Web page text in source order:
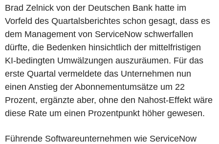
Brad Zelnick von der Deutschen Bank hatte im
Vorfeld des Quartalsberichtes schon gesagt, dass es
dem Management von ServiceNow schwerfallen
dürfte, die Bedenken hinsichtlich der mittelfristigen
KI-bedingten Umwälzungen auszuräumen. Für das
erste Quartal vermeldete das Unternehmen nun
einen Anstieg der Abonnementumsätze um 22
Prozent, ergänzte aber, ohne den Nahost-Effekt wäre
diese Rate um einen Prozentpunkt höher gewesen.
Führende Softwareunternehmen wie ServiceNow